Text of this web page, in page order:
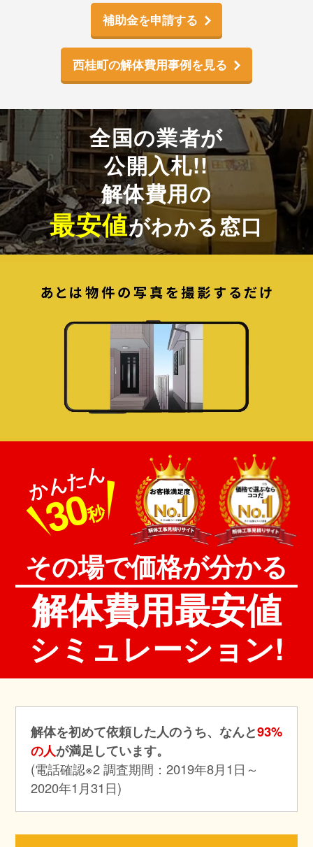
補助金を申請する
西桂町の解体費用事例を見る
全国の業者が
公開入札!!
解体費用の
最安値がわかる窓口
かんたん
30秒
その場で価格が分かる
解体費用最安値
シミュレーション!
解体を初めて依頼した人のうち、なんと93%
の人が満足しています。
(電話確認※2 調査期間：2019年8月1日～
2020年1月31日)